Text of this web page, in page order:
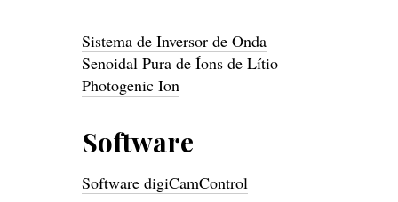
Sistema de Inversor de Onda
Senoidal Pura de Íons de Lítio
Photogenic Ion
Software
Software digiCamControl